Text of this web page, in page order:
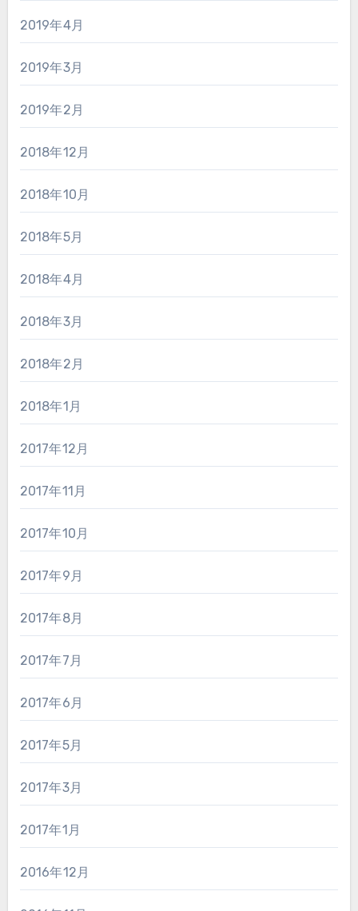
2019年4月
2019年3月
2019年2月
2018年12月
2018年10月
2018年5月
2018年4月
2018年3月
2018年2月
2018年1月
2017年12月
2017年11月
2017年10月
2017年9月
2017年8月
2017年7月
2017年6月
2017年5月
2017年3月
2017年1月
2016年12月